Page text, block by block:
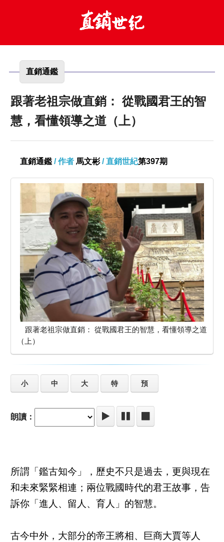
直銷通鑑
跟著老祖宗做直銷： 從戰國君王的智
慧，看懂領導之道（上）
直銷通鑑 / 作者 馬文彬 / 直銷世紀第397期
跟著老祖宗做直銷： 從戰國君王的智慧，看懂領導之道
（上）
小 中 大 特 預
朗讀：
所謂「鑑古知今」，歷史不只是過去，更與現在
和未來緊緊相連；兩位戰國時代的君王故事，告
訴你「進人、留人、育人」的智慧。
古今中外，大部分的帝王將相、巨商大賈等人